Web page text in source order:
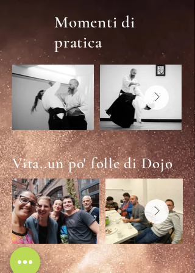
Momenti di
pratica
Vita..un po' folle di Dojo